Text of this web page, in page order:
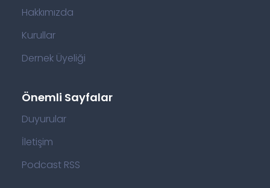
Hakkımızda
Kurullar
Dernek Üyeliği
Önemli Sayfalar
Duyurular
İletişim
Podcast RSS